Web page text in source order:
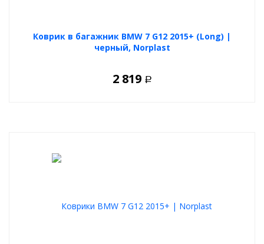
Коврик в багажник BMW 7 G12 2015+ (Long) |
черный, Norplast
2 819 Р